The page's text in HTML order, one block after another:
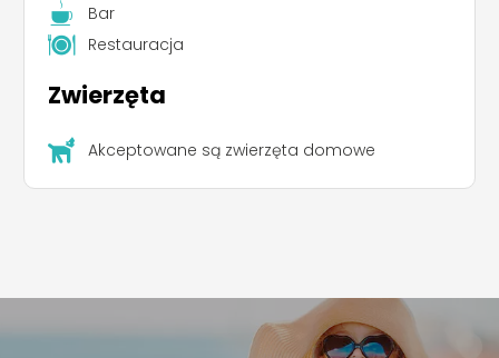
Bar
Restauracja
Zwierzęta
Akceptowane są zwierzęta domowe